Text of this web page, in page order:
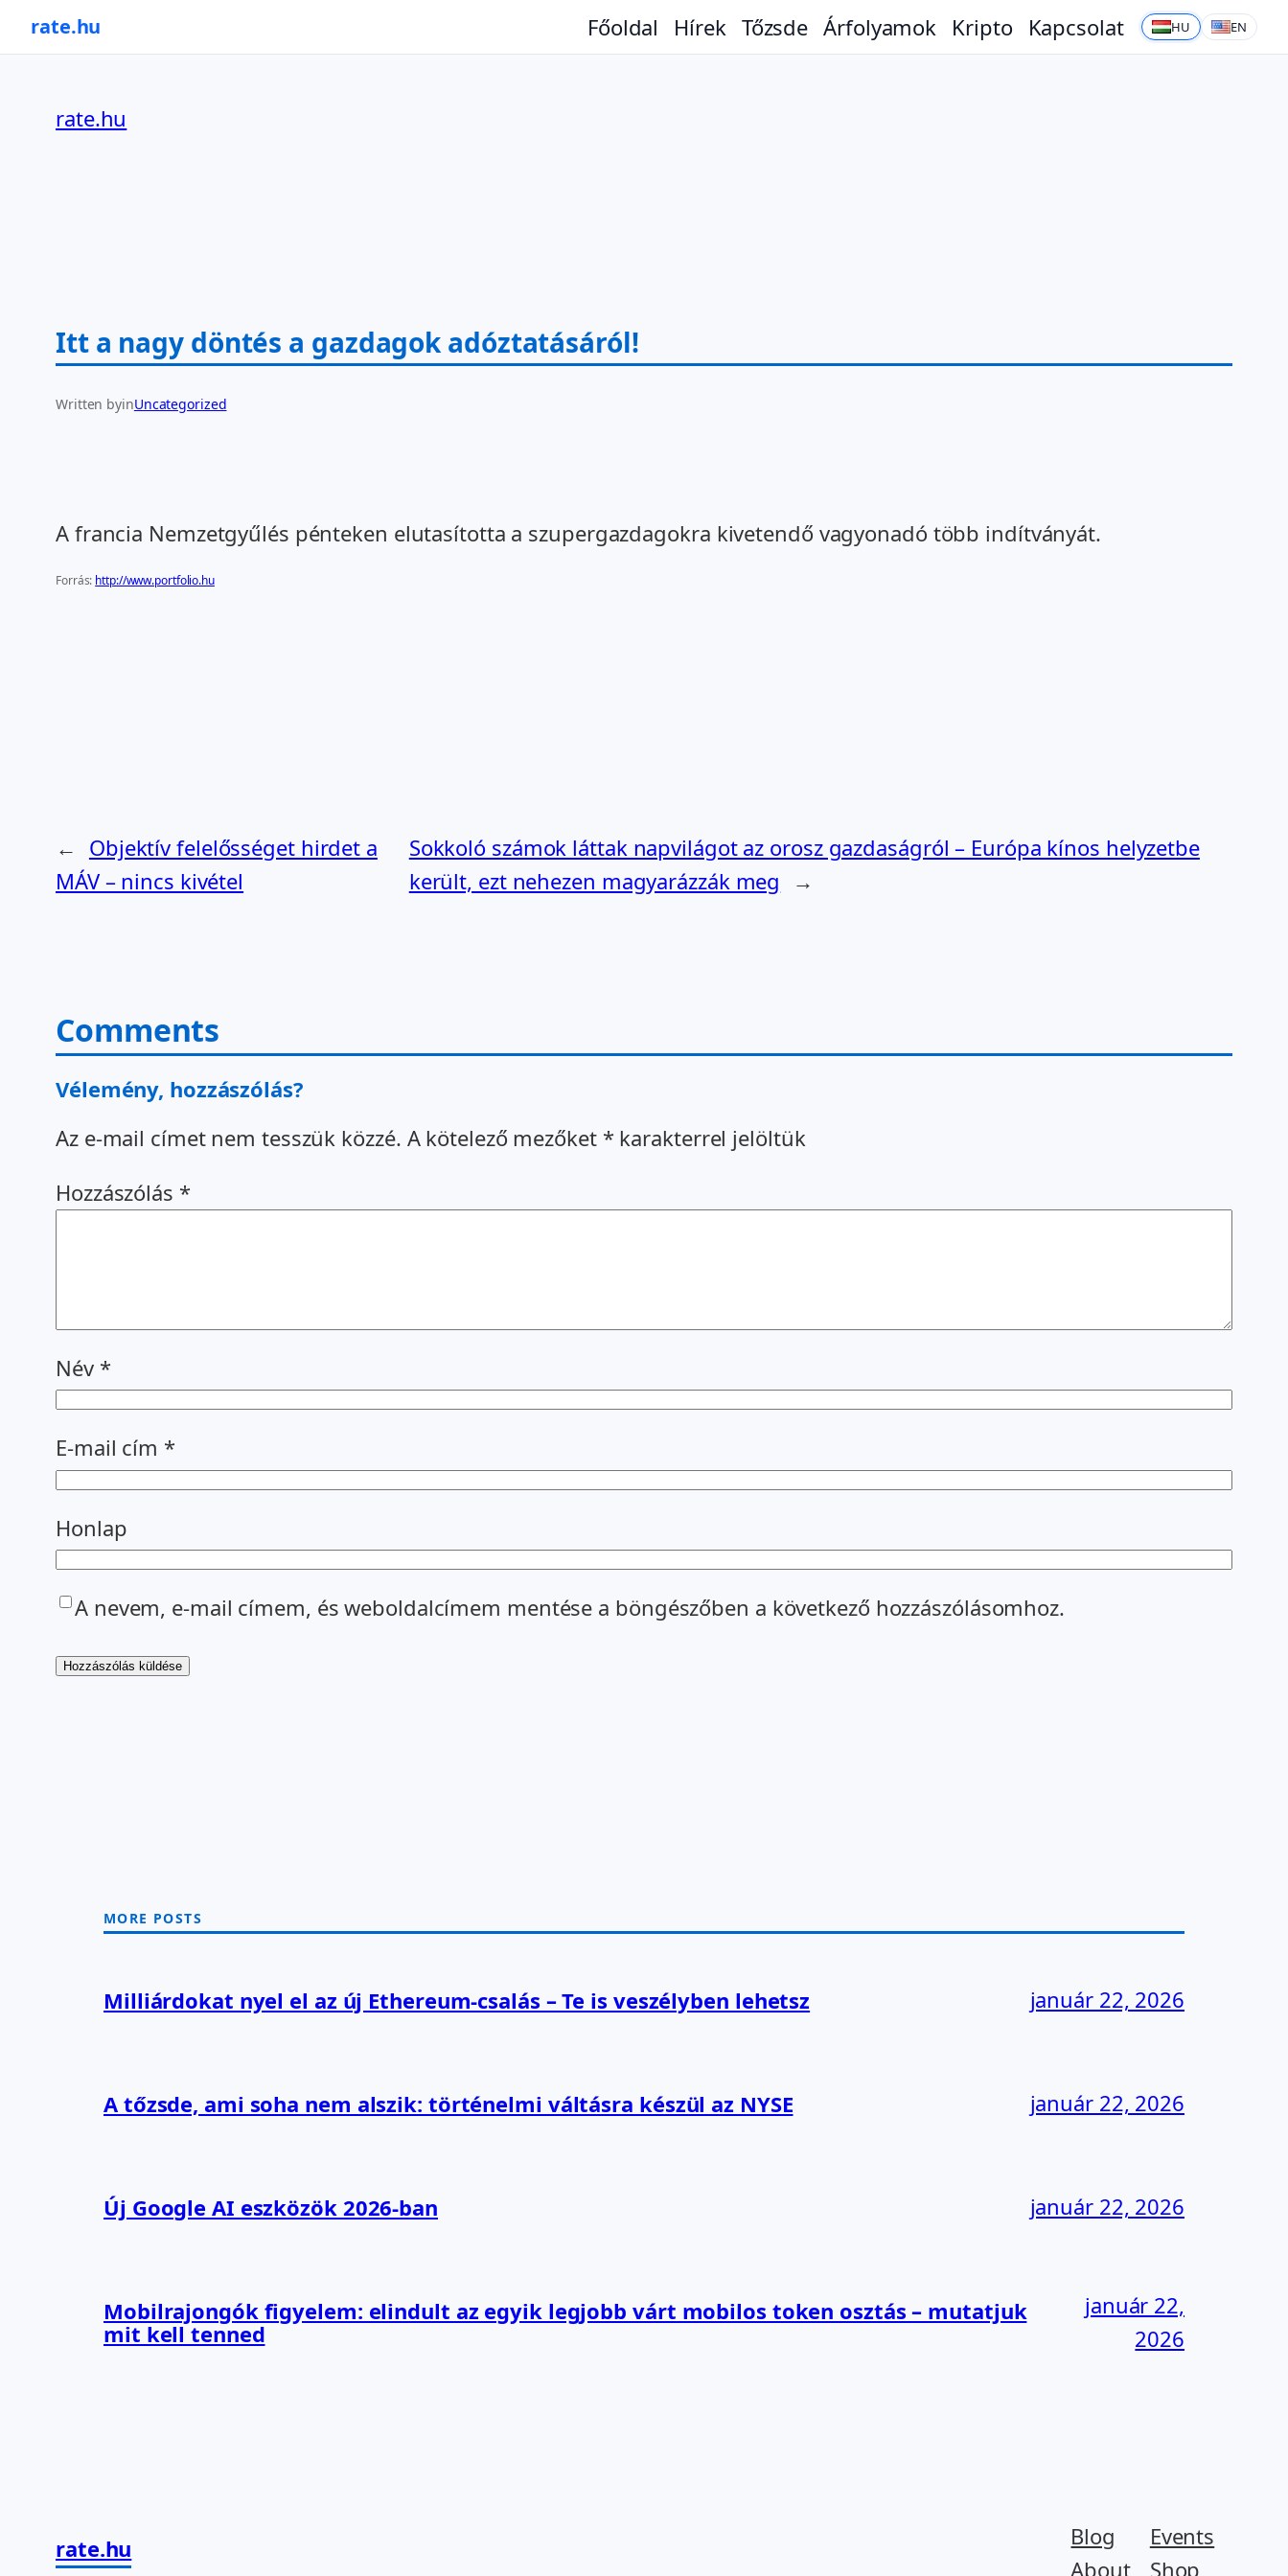
rate.hu Főoldal Hírek Tőzsde Árfolyamok Kripto Kapcsolat HU EN
rate.hu
Itt a nagy döntés a gazdagok adóztatásáról!
Written byinUncategorized
A francia Nemzetgyűlés pénteken elutasította a szupergazdagokra kivetendő vagyonadó több indítványát.
Forrás: http://www.portfolio.hu
← Objektív felelősséget hirdet a
MÁV – nincs kivétel
Sokkoló számok láttak napvilágot az orosz gazdaságról – Európa kínos helyzetbe
került, ezt nehezen magyarázzák meg
→
Comments
Vélemény, hozzászólás?
Az e-mail címet nem tesszük közzé. A kötelező mezőket * karakterrel jelöltük
Hozzászólás *
Név *
E-mail cím *
Honlap
A nevem, e-mail címem, és weboldalcímem mentése a böngészőben a következő hozzászólásomhoz.
MORE POSTS
Milliárdokat nyel el az új Ethereum-csalás – Te is veszélyben lehetsz január 22, 2026
A tőzsde, ami soha nem alszik: történelmi váltásra készül az NYSE január 22, 2026
Új Google AI eszközök 2026-ban január 22, 2026
Mobilrajongók figyelem: elindult az egyik legjobb várt mobilos token osztás – mutatjuk
mit kell tenned
január 22,
2026
rate.hu
Blog
About
Events
Shop